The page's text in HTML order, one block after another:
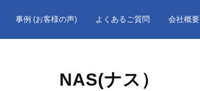
事例 (お客様の声) よくあるご質問 会社概要
NAS(ナス）